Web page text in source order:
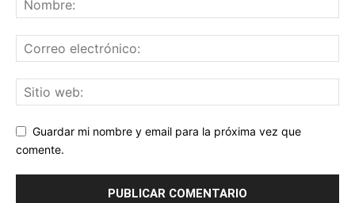
Guardar mi nombre y email para la próxima vez que
comente.